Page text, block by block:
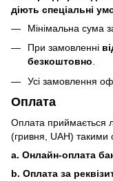
діють спеціальні
Мінімальна сума
При замовленні
безкоштовно.
Усі замовлення
Оплата
Оплата приймається
(гривня, UAH) такими
a. Онлайн-оплата
b. Оплата за